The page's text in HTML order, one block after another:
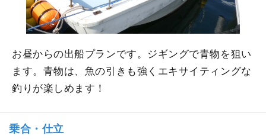
お昼からの出船プランです。ジギングで青物を狙い
ます。青物は、魚の引きも強くエキサイティングな
釣りが楽しめます！
乗合・仕立